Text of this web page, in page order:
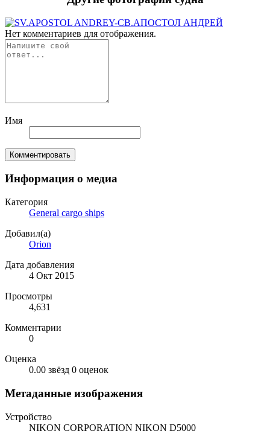
Нет комментариев для отображения.
Имя
Комментировать
Информация о медиа
Категория
General cargo ships
Добавил(а)
Orion
Дата добавления
4 Окт 2015
Просмотры
4,631
Комментарии
0
Оценка
0.00 звёзд 0 оценок
Метаданные изображения
Устройство
NIKON CORPORATION NIKON D5000